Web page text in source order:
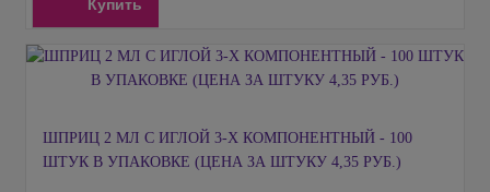
Купить
ШПРИЦ 2 МЛ С ИГЛОЙ 3-Х КОМПОНЕНТНЫЙ - 100
ШТУК В УПАКОВКЕ (ЦЕНА ЗА ШТУКУ 4,35 РУБ.)